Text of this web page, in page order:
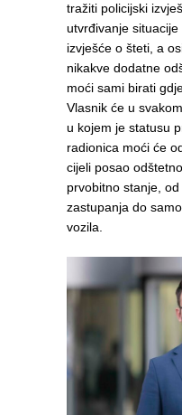
tražiti policijski
utvrđivanje
izvješće o šteti, a
nikakve dodatne
moći sami birati
Vlasnik će u
u kojem je statusu
radionica moći će
cijeli posao
prvobitno stanje,
zastupanja do
vozila.